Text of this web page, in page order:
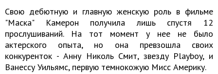
Свою дебютную и главную женскую роль в фильме
"Маска" Камерон получила лишь спустя 12
прослушиваний. На тот момент у нее не было
актерского опыта, но она превзошла своих
конкуренток - Анну Николь Смит, звезду Playboy, и
Ванессу Уильямс, первую темнокожую Мисс Америку.